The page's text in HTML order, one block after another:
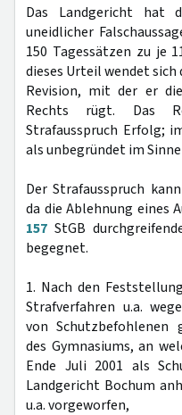
Das Landgericht hat
uneidlicher
150 Tagessätzen zu je
dieses Urteil wendet
Revision, mit der er
Rechts rügt. Das
Strafausspruch Erfolg;
als unbegründet im Sinne
Der Strafausspruch
da die Ablehnung eines
157 StGB
begegnet.
1. Nach den
Strafverfahren u.a.
von Schutzbefohlenen
des Gymnasiums, an
Ende Juli 2001 als
Landgericht Bochum
u.a. vorgeworfen,